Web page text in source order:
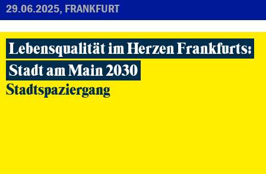
29.06.2025, FRANKFURT
Lebensqualität im Herzen Frankfurts:
Stadt am Main 2030
Stadtspaziergang